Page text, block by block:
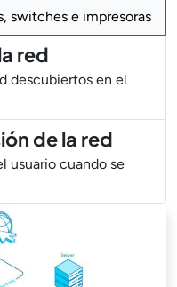
switches e impresoras
red
descubiertos en el
de la red
usuario cuando se